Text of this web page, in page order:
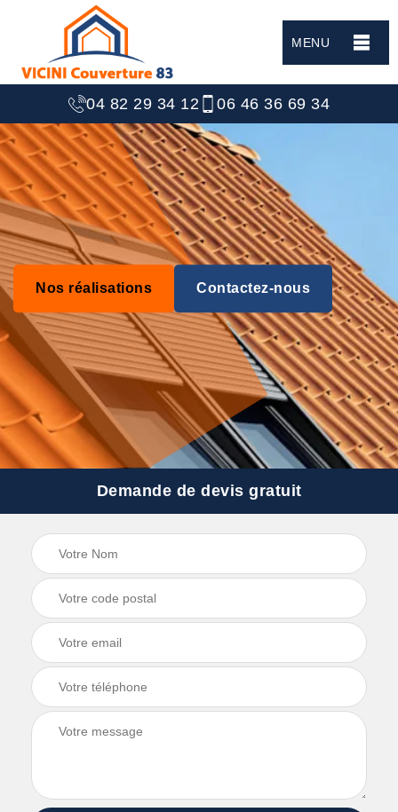
MENU
04 82 29 34 12 06 46 36 69 34
Nos réalisations Contactez-nous
Demande de devis gratuit